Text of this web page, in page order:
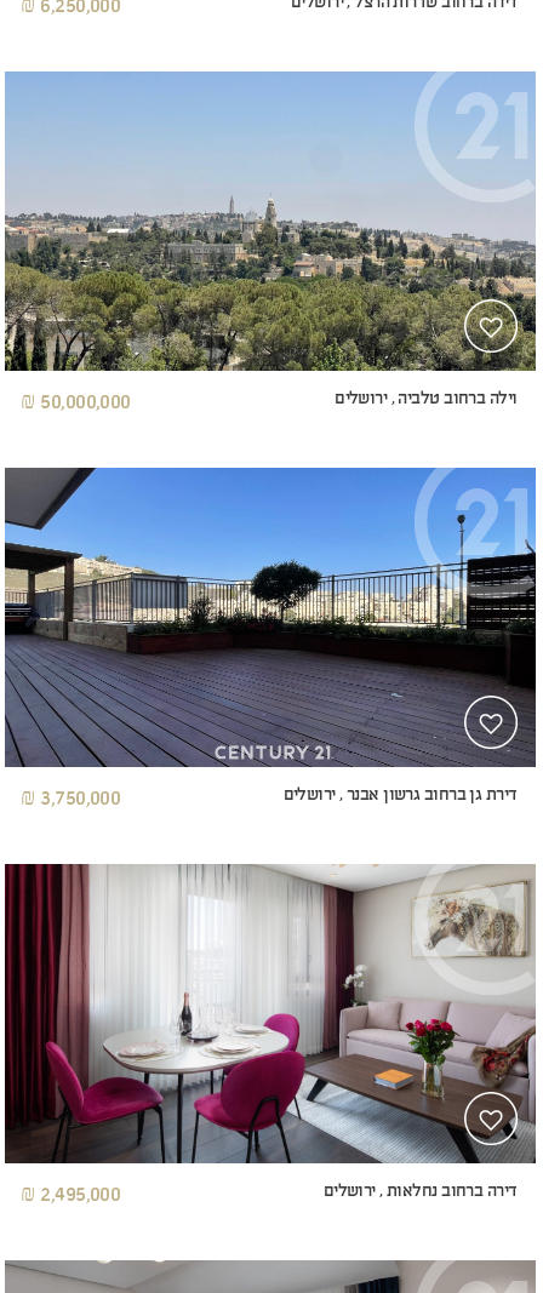
וילה ברחוב טלביה , ירושלים 50,000,000 ₪
דירת גן ברחוב גרשון אבנר , ירושלים 3,750,000 ₪
דירה ברחוב נחלאות , ירושלים 2,495,000 ₪